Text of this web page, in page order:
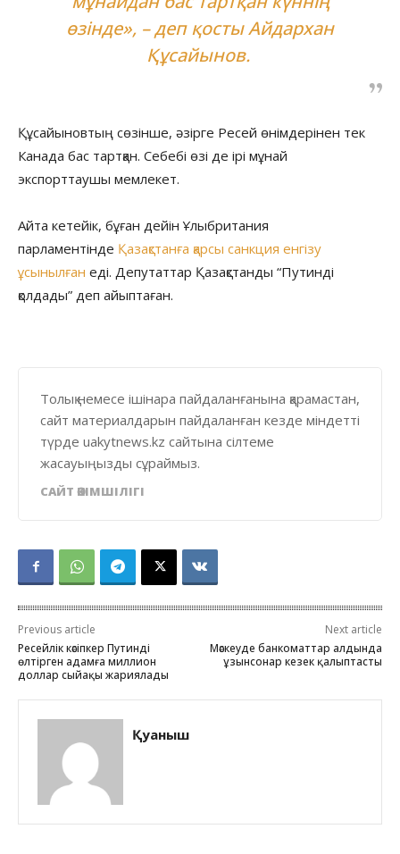
өзінде», – деп қосты Айдархан
Құсайынов.
Құсайыновтың сөзінше, әзірге Ресей өнімдерінен тек
Канада бас тартқан. Себебі өзі де ірі мұнай
экспорттаушы мемлекет.
Айта кетейік, бұған дейін Ұлыбритания
парламентінде Қазақстанға қарсы санкция енгізу
ұсынылған еді. Депутаттар Қазақстанды “Путинді
қолдады” деп айыптаған.
Толық немесе ішінара пайдаланғанына қарамастан,
сайт материалдарын пайдаланған кезде міндетті
түрде uakytnews.kz сайтына сілтеме
жасауыңызды сұраймыз.
САЙТ ӘКІМШІЛІГІ
Previous article
Ресейлік кәсіпкер Путинді
өлтірген адамға миллион
доллар сыйақы жариялады
Next article
Мәскеуде банкоматтар алдында
ұзынсонар кезек қалыптасты
Қуаныш